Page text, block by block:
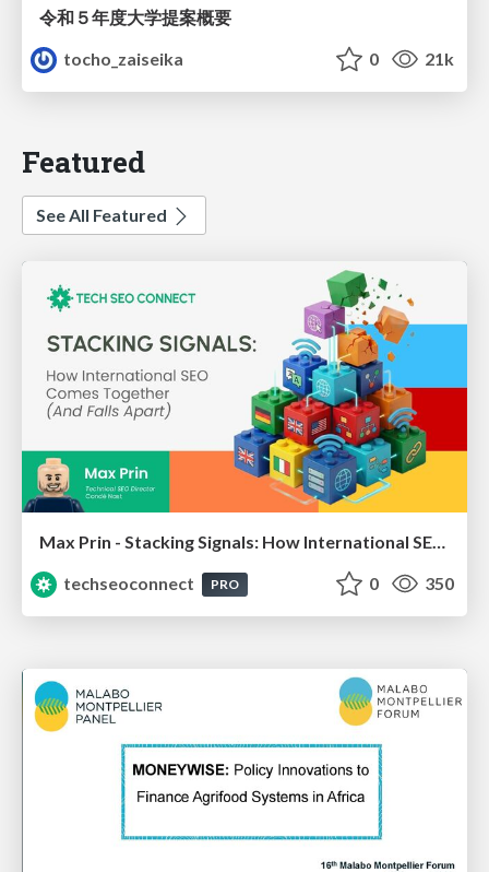
令和５年度大学提案概要
tocho_zaiseika
0 21k
Featured
See All Featured
techseoconnect
PRO 0 350